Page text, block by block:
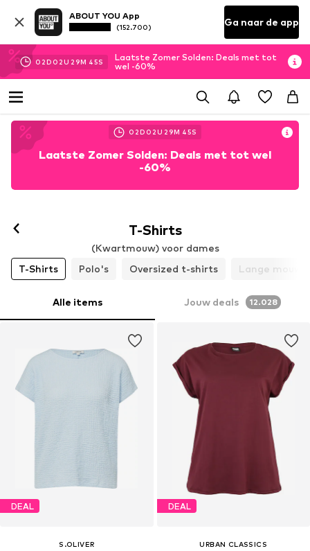
ABOUT YOU App
(152.700) Ga naar de app
02D 02U 29M 42S
Laatste Zomer Solden: Deals met tot
wel -60%
02D 02U 29M 42S
Laatste Zomer Solden: Deals met tot wel
-60%
T-Shirts
(Kwartmouw) voor dames
T-Shirts
Polo's Oversized t-shirts Lange
Alle items Jouw deals 12.028
DEAL
S.OLIVER
DEAL
URBAN CLASSICS